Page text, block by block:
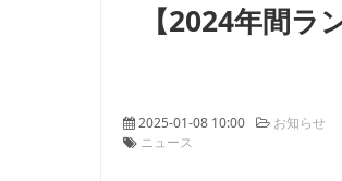
【2024年間
2025-01-08 10:00
お知らせ
ニュース